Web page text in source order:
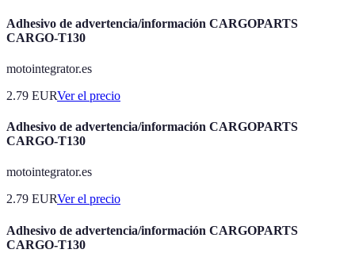
Adhesivo de advertencia/información CARGOPARTS
CARGO-T130
motointegrator.es
2.79 EURVer el precio
Adhesivo de advertencia/información CARGOPARTS
CARGO-T130
motointegrator.es
2.79 EURVer el precio
Adhesivo de advertencia/información CARGOPARTS
CARGO-T130